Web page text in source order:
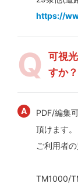
https://
可視
すか？
PDF/編集
頂けます。
ご利用者
TM1000/